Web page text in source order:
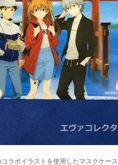
ラボイラストを使用したマスクケース